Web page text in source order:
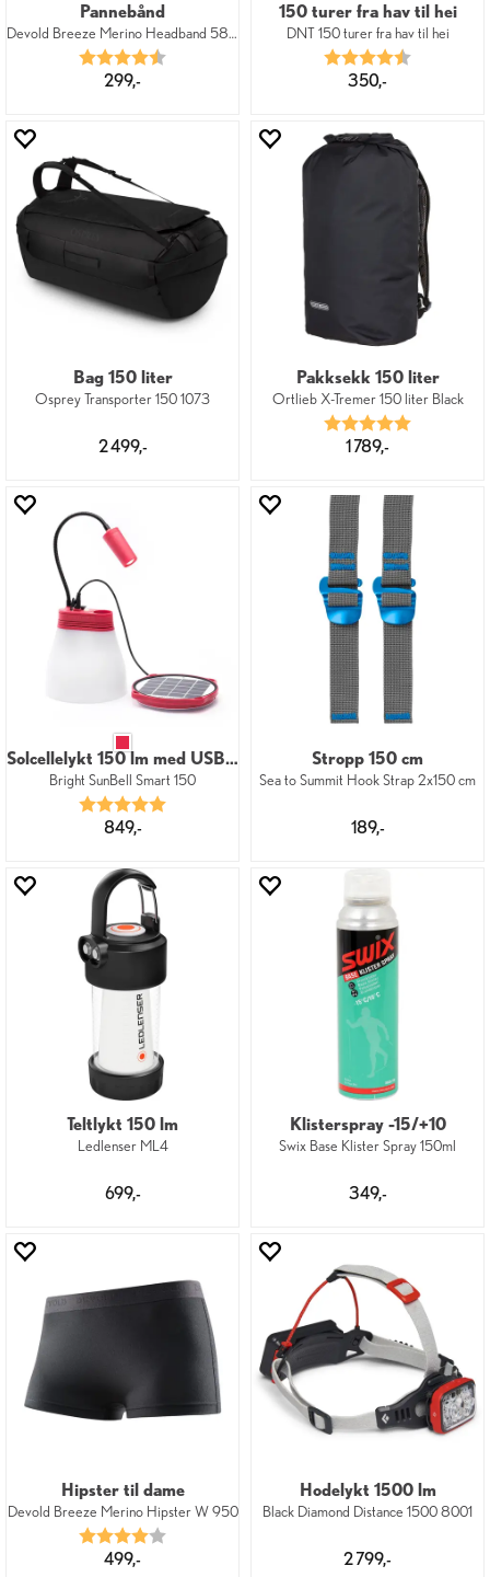
Pannebånd
Devold Breeze Merino Headband 58 150
Karakter:
299,-
150 turer fra hav til hei
DNT 150 turer fra hav til hei
Karakter:
350,-
Bag 150 liter
Osprey Transporter 150 1073
2 499,-
Pakksekk 150 liter
Ortlieb X-Tremer 150 liter Black
Karakter:
1 789,-
Solcellelykt 150 lm med USB-lader
Bright SunBell Smart 150
Karakter:
849,-
Stropp 150 cm
Sea to Summit Hook Strap 2x150 cm
189,-
Teltlykt 150 lm
Ledlenser ML4
699,-
Klisterspray -15/+10
Swix Base Klister Spray 150ml
349,-
Hipster til dame
Devold Breeze Merino Hipster W 950
Karakter:
499,-
Hodelykt 1500 lm
Black Diamond Distance 1500 8001
2 799,-